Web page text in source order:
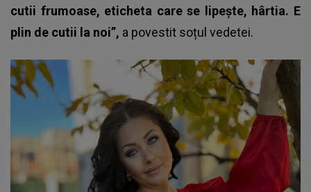
cutii frumoase, eticheta care se lipește, hârtia. E
plin de cutii la noi”, a povestit soțul vedetei.